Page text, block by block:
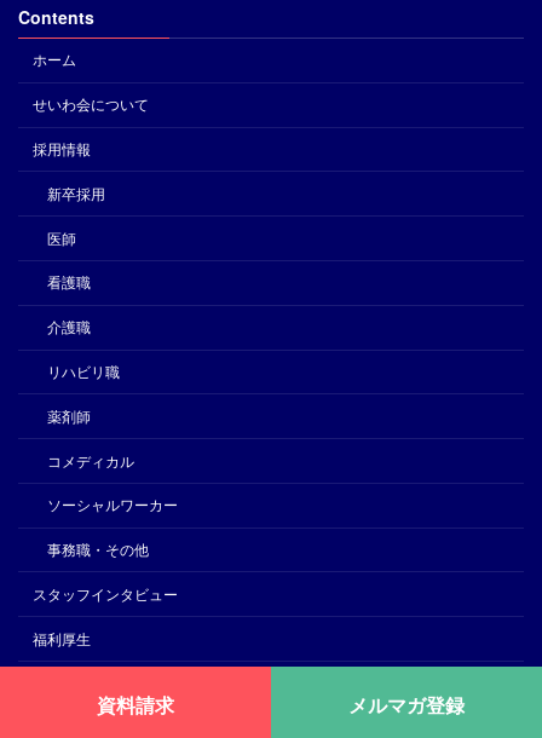
Contents
ホーム
せいわ会について
採用情報
新卒採用
医師
看護職
介護職
リハビリ職
薬剤師
コメディカル
ソーシャルワーカー
事務職・その他
スタッフインタビュー
福利厚生
資料請求 メルマガ登録